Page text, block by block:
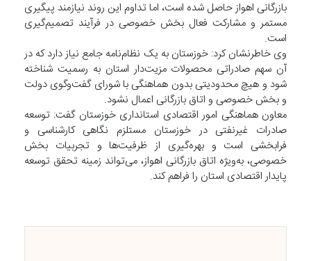
بازرگانی اهواز حاصل شده است، اما تداوم این روند نیازمند پیگیری
مستمر و مشارکت فعال بخش خصوصی در فرآیند تصمیم‌گیری
است.
وی خاطرنشان کرد: خوزستان به یک نظام‌نامه جامع نیاز دارد که در
آن سهم صادراتی محصولات مزیت‌دار استان به رسمیت شناخته
شود و هیچ محدودیتی بدون هماهنگی با شورای گفت‌وگوی دولت
و بخش خصوصی و اتاق بازرگانی اعمال نشود.
معاون هماهنگی امور اقتصادی استانداری خوزستان گفت: توسعه
صادرات غیرنفتی در خوزستان مستلزم نگاهی کارشناسی و
فرابخشی است و بهره‌گیری از ظرفیت‌ها و تجربیات بخش
خصوصی، به‌ویژه اتاق بازرگانی اهواز، می‌تواند زمینه تحقق توسعه
پایدار اقتصادی استان را فراهم کند.